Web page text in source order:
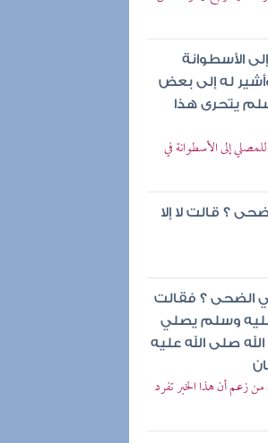
الأسطوانة
له إلى بعض
يتحرى هذا
إلى الأسطوانة في
؟ قالت لا إلا
الضحى ؟ فقالت
عليه وسلم يصلي
صلى الله عليه
أن هذا الخبر تفرد